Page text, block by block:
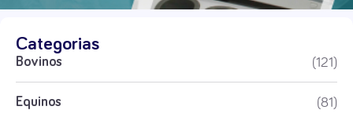
Categorias
Bovinos (121)
Equinos (81)